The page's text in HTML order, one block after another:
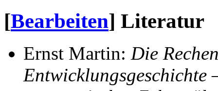
[Bearbeiten] Literatur
Ernst Martin: Die
Entwicklungsgeschichte